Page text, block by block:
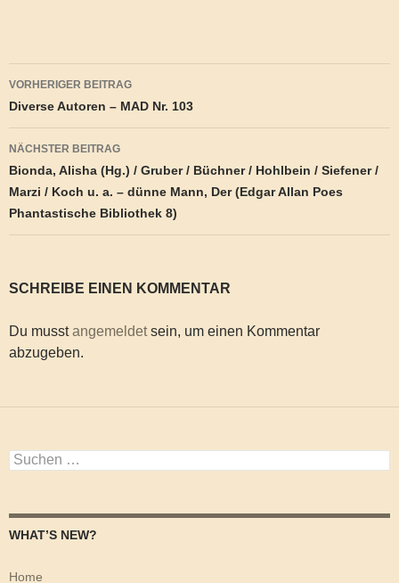
Beitragsnavigation
VORHERIGER BEITRAG
Diverse Autoren – MAD Nr. 103
NÄCHSTER BEITRAG
Bionda, Alisha (Hg.) / Gruber / Büchner / Hohlbein / Siefener /
Marzi / Koch u. a. – dünne Mann, Der (Edgar Allan Poes
Phantastische Bibliothek 8)
SCHREIBE EINEN KOMMENTAR
Du musstangemeldetsein, um einen Kommentar
abzugeben.
Suchen
nach:
WHAT’S NEW?
Home